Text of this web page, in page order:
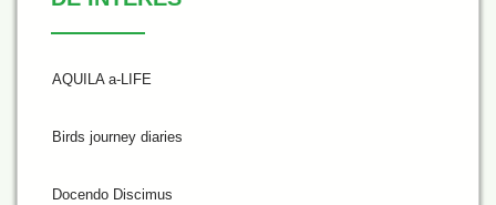
AQUILA a-LIFE
Birds journey diaries
Docendo Discimus